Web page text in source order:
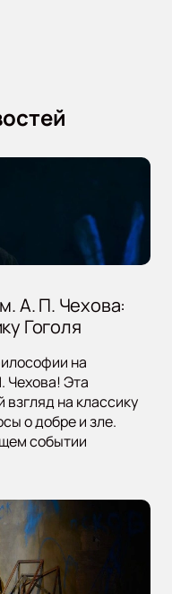
А. П. Чехова:
Гоголя
на
Чехова! Эта
на классику
о добре и зле.
событии